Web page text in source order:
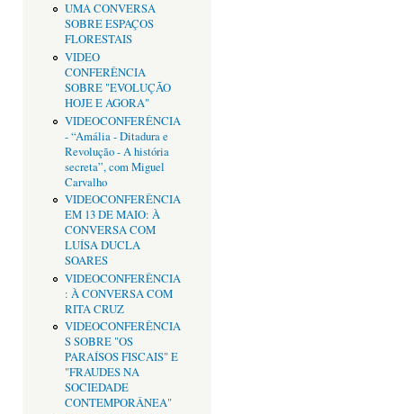
UMA CONVERSA
SOBRE ESPAÇOS
FLORESTAIS
VIDEO
CONFERÊNCIA
SOBRE "EVOLUÇÃO
HOJE E AGORA"
VIDEOCONFERÊNCIA
- “Amália - Ditadura e
Revolução - A história
secreta”, com Miguel
Carvalho
VIDEOCONFERÊNCIA
EM 13 DE MAIO: À
CONVERSA COM
LUÍSA DUCLA
SOARES
VIDEOCONFERÊNCIA
: À CONVERSA COM
RITA CRUZ
VIDEOCONFERÊNCIA
S SOBRE "OS
PARAÍSOS FISCAIS" E
"FRAUDES NA
SOCIEDADE
CONTEMPORÂNEA"